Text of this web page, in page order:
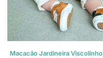
Macacão Jardineira Viscolinho